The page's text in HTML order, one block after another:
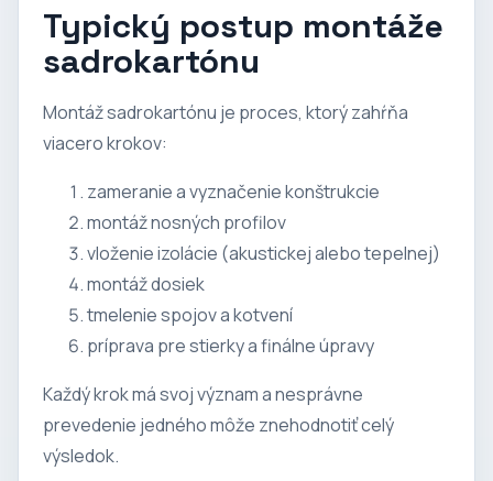
Typický postup montáže
sadrokartónu
Montáž sadrokartónu je proces, ktorý zahŕňa
viacero krokov:
zameranie a vyznačenie konštrukcie
montáž nosných profilov
vloženie izolácie (akustickej alebo tepelnej)
montáž dosiek
tmelenie spojov a kotvení
príprava pre stierky a finálne úpravy
Každý krok má svoj význam a nesprávne
prevedenie jedného môže znehodnotiť celý
výsledok.